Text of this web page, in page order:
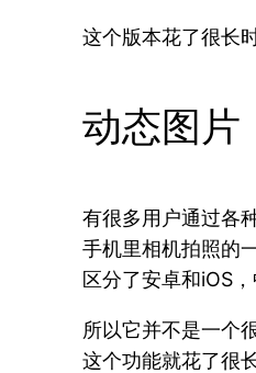
这个版本花了很长
动态图片
有很多用户通过各
手机里相机拍照的
区分了安卓和iOS
所以它并不是一个
这个功能就花了很